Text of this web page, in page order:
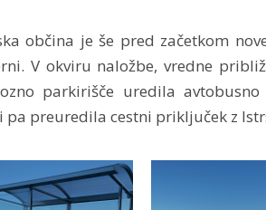
občina je še pred začetkom
V okviru naložbe, vredne
parkirišče uredila
pa preuredila cestni priključek z